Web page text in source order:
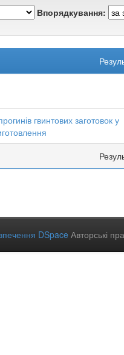
Впорядкування:
гвинтових заготовок у
DSpace Авторські